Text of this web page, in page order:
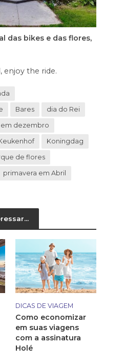
das bikes e das flores,
enjoy the ride.
Bares dia do Rei
em dezembro
Koningdag
de flores
primavera em Abril
DICAS DE VIAGEM
Como economizar
em suas viagens
com a assinatura
Holé